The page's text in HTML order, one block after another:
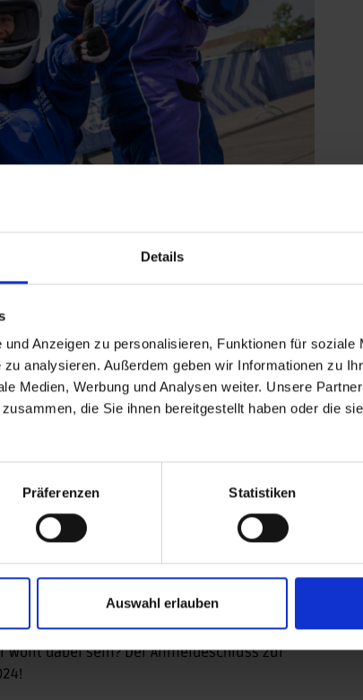
Details
Anzeigen zu personalisieren, Funktionen für soziale
analysieren. Außerdem geben wir Informationen zu
Medien, Werbung und Analysen weiter. Unsere
die Sie ihnen bereitgestellt haben oder die
Präferenzen Statistiken
Auswahl erlauben
Teilnehmerinnen beim Girls Day in
kennenzulernen, Einblicke in
zu besuchen. Im Mittelpunkt steht der
sind.
dem Deutschen Motor Sport Bund (DMSB),
Deutschen Sportjugend (dsj) und dem Projekt
für die Vielfalt und Möglichkeiten im
Eine umfassende Betreuung vor Ort sorgt
Stationen ausgiebig erleben und sich dabei
Arena Oschersleben verspricht ein
zu werden und soll dazu beitragen, das
weiter zu fördern.
dabei sein? Der Anmeldeschluss zur